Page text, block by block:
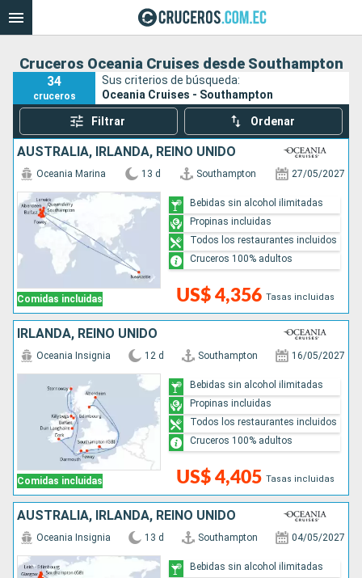
Cruceros Oceania Cruises desde Southampton
34
cruceros
Sus criterios de búsqueda:
Oceania Cruises - Southampton
Filtrar Ordenar
AUSTRALIA, IRLANDA, REINO UNIDO
Comidas incluidas
Oceania Marina 13 d Southampton 27/05/2027
US$ 4,356 Tasas incluidas
Bebidas sin alcohol ilimitadas
Propinas incluidas
Todos los restaurantes incluidos
Cruceros 100% adultos
IRLANDA, REINO UNIDO
Comidas incluidas
Oceania Insignia 12 d Southampton 16/05/2027
US$ 4,405 Tasas incluidas
Bebidas sin alcohol ilimitadas
Propinas incluidas
Todos los restaurantes incluidos
Cruceros 100% adultos
AUSTRALIA, IRLANDA, REINO UNIDO
Oceania Insignia 13 d Southampton 04/05/2027
Bebidas sin alcohol ilimitadas